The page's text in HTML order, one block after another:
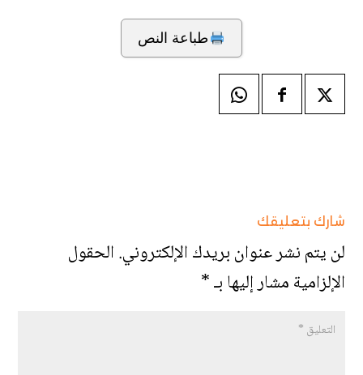
طباعة النص
شارك بتعليقك
لن يتم نشر عنوان بريدك الإلكتروني.الحقول
الإلزامية مشار إليها بـ*